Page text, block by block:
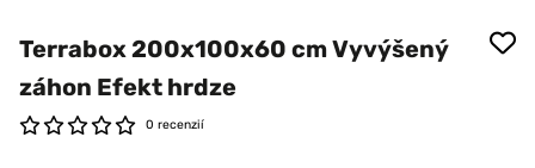
Terrabox 200x100x60 cm Vyvýšený
záhon Efekt hrdze
0 recenzií